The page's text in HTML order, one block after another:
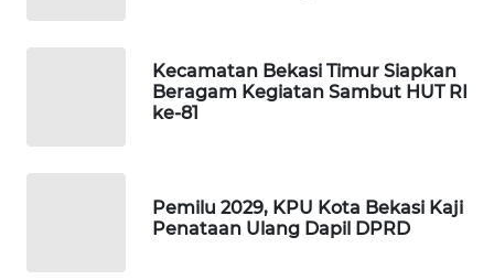
Kecamatan Bekasi Timur Siapkan
Beragam Kegiatan Sambut HUT RI
ke-81
Pemilu 2029, KPU Kota Bekasi Kaji
Penataan Ulang Dapil DPRD
CILEUNGSI
NEWS
ANUGERAH